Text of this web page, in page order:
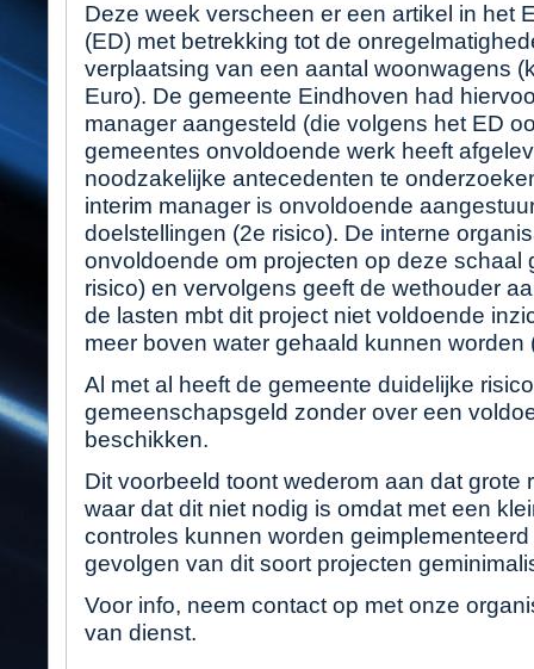
Deze week verscheen er een artikel in het
(ED) met betrekking tot de
verplaatsing van een aantal woonwagens
Euro). De gemeente Eindhoven had
manager aangesteld (die volgens het ED
gemeentes onvoldoende werk heeft
noodzakelijke antecedenten te
interim manager is onvoldoende
doelstellingen (2e risico). De interne
onvoldoende om projecten op deze schaal
risico) en vervolgens geeft de wethouder
de lasten mbt dit project niet voldoende
meer boven water gehaald kunnen worden
Al met al heeft de gemeente duidelijke
gemeenschapsgeld zonder over een
beschikken.
Dit voorbeeld toont wederom aan dat grote
waar dat dit niet nodig is omdat met een
controles kunnen worden
gevolgen van dit soort projecten
Voor info, neem contact op met onze
van dienst.